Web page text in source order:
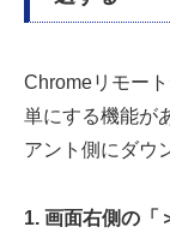
Chromeリモー
単にする機能が
アント側にダウ
1. 画面右側の「